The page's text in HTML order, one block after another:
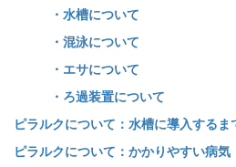
・水槽について
・混泳について
・エサについて
・ろ過装置について
ピラルクについて：水槽に導入するま
ピラルクについて：かかりやすい病気